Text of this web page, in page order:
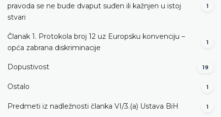
pravoda se ne bude dvaput suđen ili kažnjen u istoj
stvari
1
Članak 1. Protokola broj 12 uz Europsku konvenciju –
opća zabrana diskriminacije
1
Dopustivost 19
Ostalo 1
Predmeti iz nadležnosti članka VI/3.(a) Ustava BiH 1